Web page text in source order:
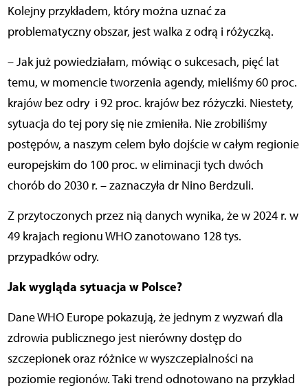
Kolejny przykładem, który można uznać za
problematyczny obszar, jest walka z odrą i różyczką.
– Jak już powiedziałam, mówiąc o sukcesach, pięć lat
temu, w momencie tworzenia agendy, mieliśmy 60 proc.
krajów bez odry i 92 proc. krajów bez różyczki. Niestety,
sytuacja do tej pory się nie zmieniła. Nie zrobiliśmy
postępów, a naszym celem było dojście w całym regionie
europejskim do 100 proc. w eliminacji tych dwóch
chorób do 2030 r. – zaznaczyła dr Nino Berdzuli.
Z przytoczonych przez nią danych wynika, że w 2024 r. w
49 krajach regionu WHO zanotowano 128 tys.
przypadków odry.
Jak wygląda sytuacja w Polsce?
Dane WHO Europe pokazują, że jednym z wyzwań dla
zdrowia publicznego jest nierówny dostęp do
szczepionek oraz różnice w wyszczepialności na
poziomie regionów. Taki trend odnotowano na przykład